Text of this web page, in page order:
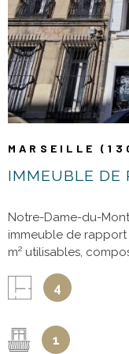
sur les risques
sur le site Géorisques
MARSEILLE
IMMEUBLE DE
Notre-Dame-du-
immeuble de
m² utilisables,
en commun, des
et de toutes les
locatif ou une
4
1